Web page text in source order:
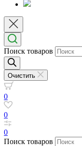
Поиск товаров
Очистить
0
0
0
Поиск товаров